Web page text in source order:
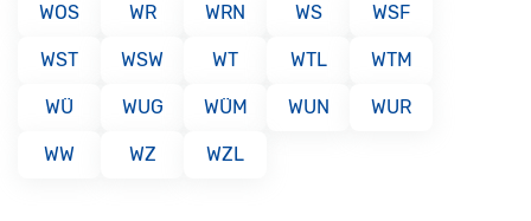
WOS WR WRN WS WSF
WST WSW WT WTL WTM
WÜ WUG WÜM WUN WUR
WW WZ WZL